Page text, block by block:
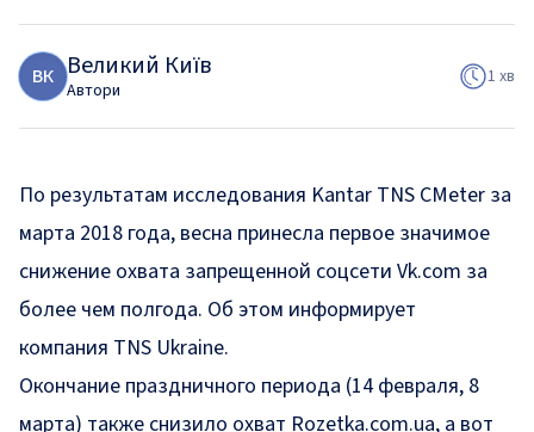
ВК Великий Київ
Автори
1 хв
По результатам исследования Kantar TNS CMeter за
марта 2018 года, весна принесла первое значимое
снижение охвата запрещенной соцсети Vk.com за
более чем полгода. Об этом информирует
компания TNS Ukraine.
Окончание праздничного периода (14 февраля, 8
марта) также снизило охват Rozetka.com.ua, а вот